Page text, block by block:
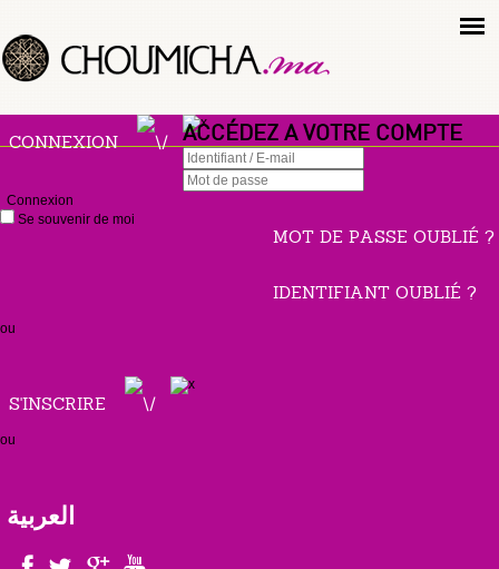
CONNEXION ACCÉDEZ A VOTRE COMPTE
Connexion
Se souvenir de moi
MOT DE PASSE OUBLIÉ ?
IDENTIFIANT OUBLIÉ ?
ou
S'INSCRIRE
ou
العربية